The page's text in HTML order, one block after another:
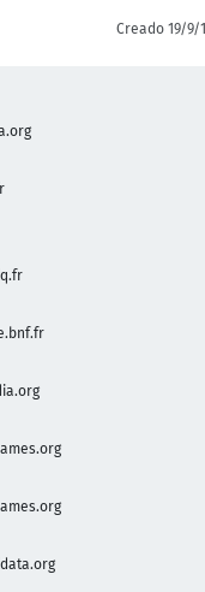
Creado 19/9/